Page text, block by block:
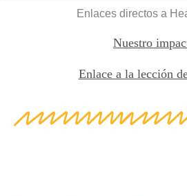
Enlaces directos a
Nuestro
Enlace a la lección